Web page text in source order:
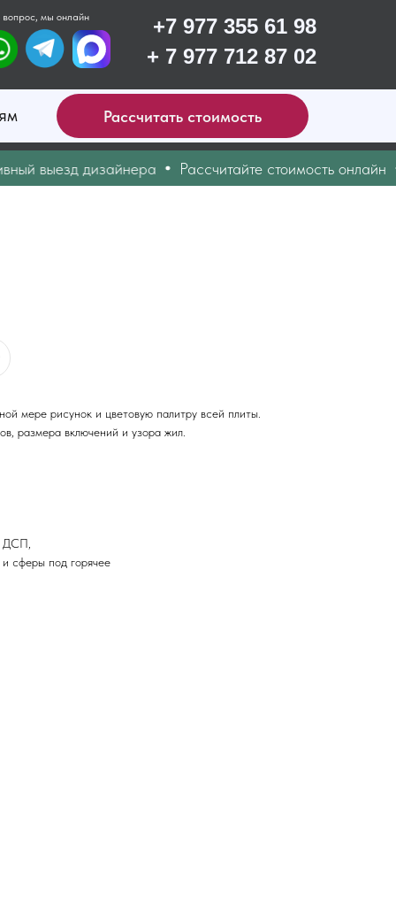
+7 977 355 61 98
вопрос, мы онлайн
+ 7 977 712 87 02
Рассчитать стоимость
выезд дизайнера Рассчитайте стоимость онлайн
мере рисунок и цветовую палитру всей плиты.
размера включений и узора жил.
ДСП,
и сферы под горячее